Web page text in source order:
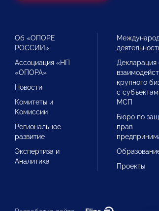
Об «ОПОРЕ
РОССИИ»
Ассоциация «НП
«ОПОРА»
Новости
Комитеты и
Комиссии
Региональное
развитие
Экспертиза и
Аналитика
Декларация
крупного
с
МСП
Бюро по
прав
Проекты